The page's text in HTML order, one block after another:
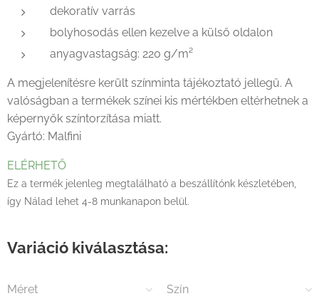
dekoratív varrás
bolyhosodás ellen kezelve a külső oldalon
anyagvastagság: 220 g/m²
A megjelenítésre került színminta tájékoztató jellegű. A
valóságban a termékek színei kis mértékben eltérhetnek a
képernyők színtorzítása miatt.
Gyártó: Malfini
ELÉRHETŐ
Ez a termék jelenleg megtalálható a beszállítónk készletében,
így Nálad lehet 4-8 munkanapon belül.
Variáció kiválasztása:
Méret Szín